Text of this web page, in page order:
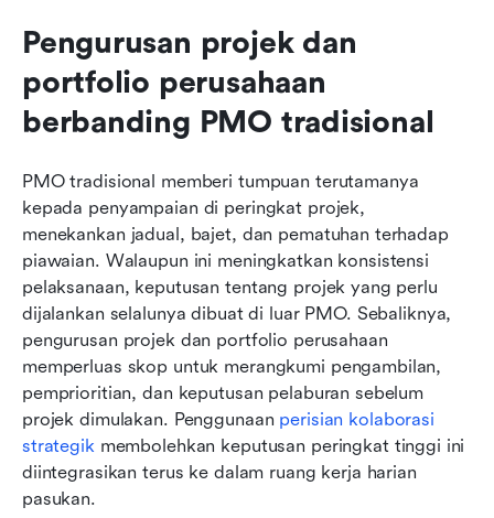
Pengurusan projek dan
portfolio perusahaan
berbanding PMO tradisional
PMO tradisional memberi tumpuan terutamanya
kepada penyampaian di peringkat projek,
menekankan jadual, bajet, dan pematuhan terhadap
piawaian. Walaupun ini meningkatkan konsistensi
pelaksanaan, keputusan tentang projek yang perlu
dijalankan selalunya dibuat di luar PMO. Sebaliknya,
pengurusan projek dan portfolio perusahaan
memperluas skop untuk merangkumi pengambilan,
pemprioritian, dan keputusan pelaburan sebelum
projek dimulakan. Penggunaan perisian kolaborasi
strategik membolehkan keputusan peringkat tinggi ini
diintegrasikan terus ke dalam ruang kerja harian
pasukan.